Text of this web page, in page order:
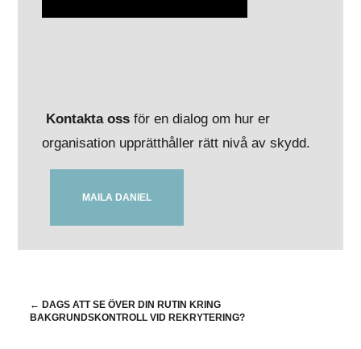
Kontakta oss för en dialog om hur er
organisation upprätthåller rätt nivå av skydd.
MAILA DANIEL
← DAGS ATT SE ÖVER DIN RUTIN KRING
BAKGRUNDSKONTROLL VID REKRYTERING?